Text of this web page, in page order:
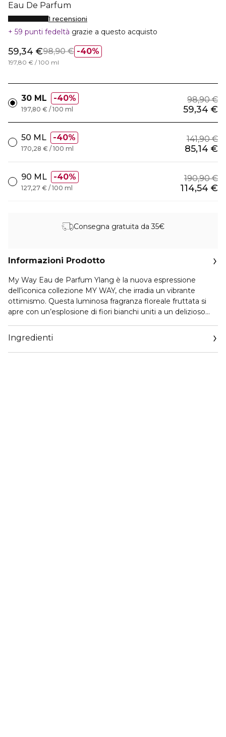
Eau De Parfum
1 recensioni
59 punti fedeltà grazie a questo acquisto
40%
59,34 €98,90 €
197,80 € / 100 ml
30 ML 40% 98,90 €
59,34 €
197,80 € / 100 ml
50 ML 40% 141,90 €
85,14 €
170,28 € / 100 ml
90 ML 40% 190,90 €
114,54 €
127,27 € / 100 ml
Consegna gratuita da 35€
Informazioni Prodotto
My Way Eau de Parfum Ylang è la nuova espressione
dell’iconica collezione MY WAY, che irradia un vibrante
ottimismo. Questa luminosa fragranza floreale fruttata si
apre con un’esplosione di fiori bianchi uniti a un delizioso
cocco cremoso incontra le note solari dell’essenza Ylang
Ylang e la ricca raffinatezza della Tuberosa Assoluta.
Ingredienti